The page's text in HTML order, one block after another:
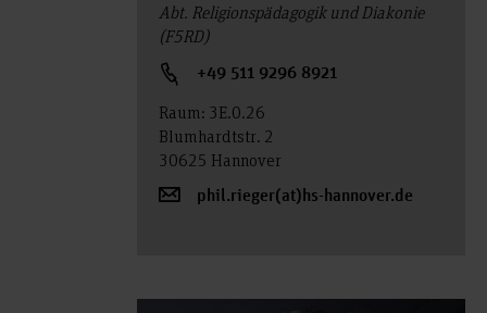
Abt. Religionspädagogik und Diakonie
(F5RD)
+49 511 9296 8921
Raum: 3E.0.26
Blumhardtstr. 2
30625 Hannover
phil.rieger(at)hs-hannover.de